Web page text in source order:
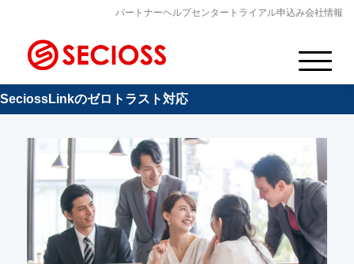
パートナーヘルプセンター トライアル申込み会社情報
SeciossLinkのゼロトラスト対応